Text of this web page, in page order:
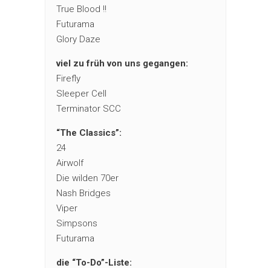
True Blood !!
Futurama
Glory Daze
viel zu früh von uns gegangen:
Firefly
Sleeper Cell
Terminator SCC
“The Classics”:
24
Airwolf
Die wilden 70er
Nash Bridges
Viper
Simpsons
Futurama
die “To-Do”-Liste: